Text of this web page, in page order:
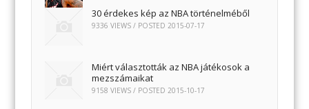
30 érdekes kép az NBA történelméből
9336 VIEWS / POSTED2015-07-17
Miért választották az NBA játékosok a
mezszámaikat
9158 VIEWS / POSTED 2015-10-17